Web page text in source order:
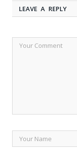
LEAVE A REPLY